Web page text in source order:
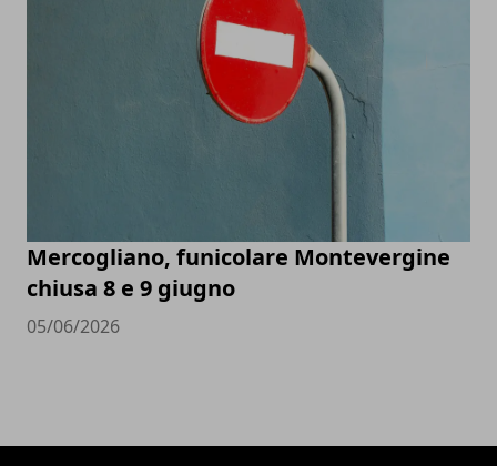
Mercogliano, funicolare Montevergine
chiusa 8 e 9 giugno
05/06/2026